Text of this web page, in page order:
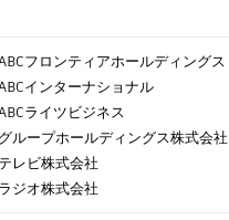
フロンティアホールディングス
インターナショナル
ライツビジネス
ループホールディングス株式会社
レビ株式会社
ジオ株式会社